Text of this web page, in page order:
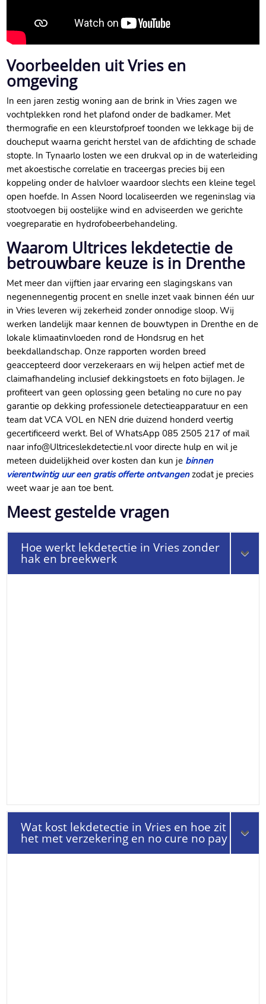
Voorbeelden uit Vries en
omgeving
In een jaren zestig woning aan de brink in Vries zagen we
vochtplekken rond het plafond onder de badkamer. Met
thermografie en een kleurstofproef toonden we lekkage bij de
doucheput waarna gericht herstel van de afdichting de schade
stopte. In Tynaarlo losten we een drukval op in de waterleiding
met akoestische correlatie en traceergas precies bij een
koppeling onder de halvloer waardoor slechts een kleine tegel
open hoefde. In Assen Noord localiseerden we regeninslag via
stootvoegen bij oostelijke wind en adviseerden we gerichte
voegreparatie en hydrofobeerbehandeling.
Waarom Ultrices lekdetectie de
betrouwbare keuze is in Drenthe
Met meer dan vijftien jaar ervaring een slagingskans van
negenennegentig procent en snelle inzet vaak binnen één uur
in Vries leveren wij zekerheid zonder onnodige sloop. Wij
werken landelijk maar kennen de bouwtypen in Drenthe en de
lokale klimaatinvloeden rond de Hondsrug en het
beekdallandschap. Onze rapporten worden breed
geaccepteerd door verzekeraars en wij helpen actief met de
claimafhandeling inclusief dekkingstoets en foto bijlagen. Je
profiteert van geen oplossing geen betaling no cure no pay
garantie op dekking professionele detectieapparatuur en een
team dat VCA VOL en NEN drie duizend honderd veertig
gecertificeerd werkt. Bel of WhatsApp 085 2505 217 of mail
naar info@Ultriceslekdetectie.nl voor directe hulp en wil je
meteen duidelijkheid over kosten dan kun je binnen
vierentwintig uur een gratis offerte ontvangenzodat je precies
weet waar je aan toe bent.
Meest gestelde vragen
Hoe werkt lekdetectie in Vries zonder
hak en breekwerk
Wat kost lekdetectie in Vries en hoe zit
het met verzekering en no cure no pay